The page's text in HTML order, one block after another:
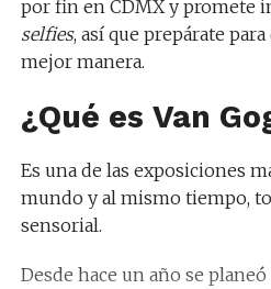
por fin en CDMX y promete
selfies, así que prepárate
mejor manera.
¿Qué es Van
Es una de las exposiciones
mundo y al mismo tiempo,
sensorial.
Desde hace un año se planeó